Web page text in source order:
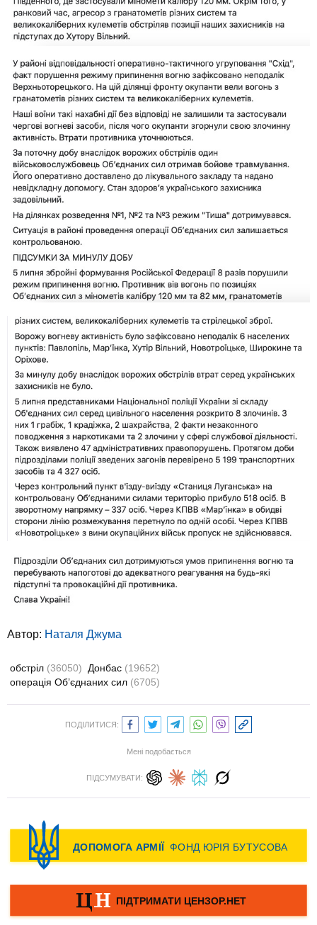
Автор: Наталя Джума
обстріл (36050) Донбас (19652)
операція Об’єднаних сил (6705)
ПОДІЛИТИСЯ:
Мені подобається
ПІДСУМУВАТИ: